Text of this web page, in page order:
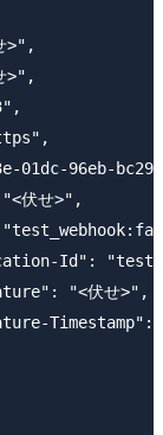
>",
>",
01dc-96eb-
伏せ>",
Id":
"<伏せ>",
Timestamp":